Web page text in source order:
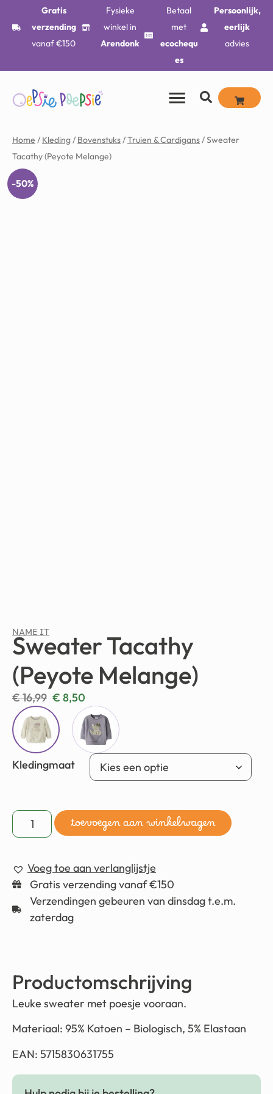
Gratis
verzending
vanaf €150
Fysieke
winkel in
Arendonk
Betaal
met
ecochequ
es
Persoonlijk,
eerlijk
advies
Home / Kleding/ Bovenstuks/Truien & Cardigans/ Sweater
Tacathy (Peyote Melange)
-50%
NAME IT
Sweater Tacathy
(Peyote Melange)
€16,99 € 8,50
Kledingmaat
toevoegen aan winkelwagen
Voeg toe aan verlanglijstje
Gratis verzending vanaf €150
Verzendingen gebeuren van dinsdag t.e.m.
zaterdag
Productomschrijving
Leuke sweater met poesje vooraan.
Materiaal: 95% Katoen – Biologisch, 5% Elastaan
EAN: 5715830631755